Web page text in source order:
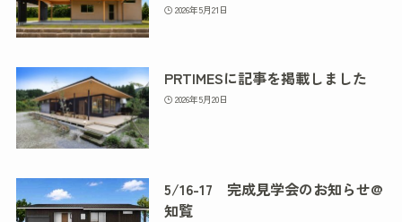
2026年5月21日
PRTIMESに記事を掲載しました
2026年5月20日
5/16-17 完成見学会のお知らせ@
知覧